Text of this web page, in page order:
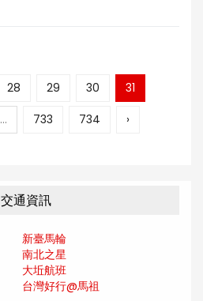
28 29 30
31
... 733 734 ›
交通資訊
新臺馬輪
南北之星
大坵航班
台灣好行@馬祖